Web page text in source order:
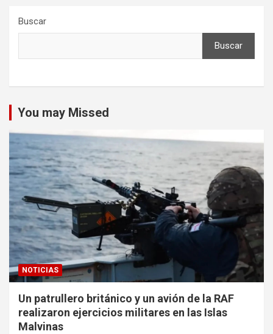
Buscar
Buscar
You may Missed
NOTICIAS
Un patrullero británico y un avión de la RAF
realizaron ejercicios militares en las Islas
Malvinas